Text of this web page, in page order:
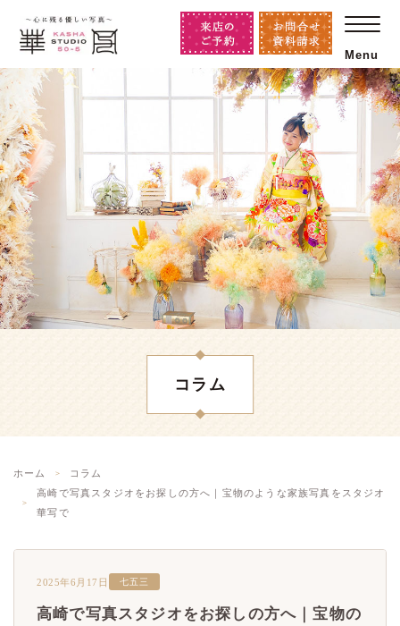
Menu
コラム
ホーム
コラム
高崎で写真スタジオをお探しの方へ｜宝物のような家族写真をスタジオ
華写で
2025年6月17日 七五三
高崎で写真スタジオをお探しの方へ｜宝物の